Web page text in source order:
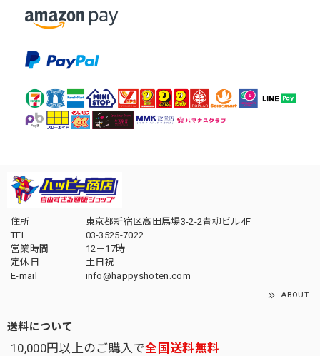
住所
東京都新宿区高田馬場3-2-2青柳ビル4F
TEL
03-3525-7022
営業時間
12－17時
定休日
土日祝
E-mail
info@happyshoten.com
ABOUT
送料について
10,000円以上のご購入で全国送料無料